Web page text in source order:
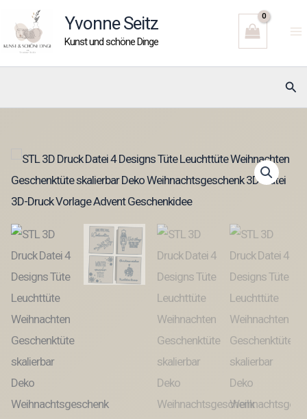
Inhalt
springen
Yvonne Seitz
Kunst und schöne Dinge